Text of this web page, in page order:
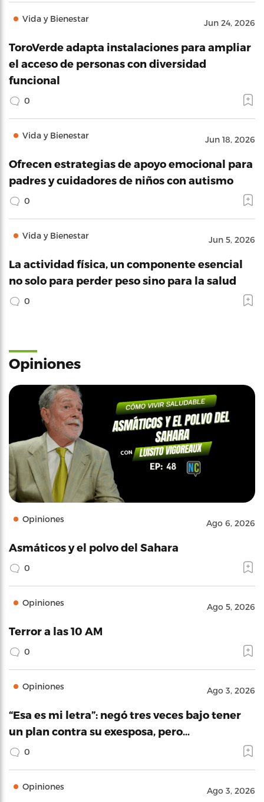
Vida y Bienestar Jun 24, 2026
ToroVerde adapta instalaciones para ampliar
el acceso de personas con diversidad
funcional
0
Vida y Bienestar Jun 18, 2026
Ofrecen estrategias de apoyo emocional para
padres y cuidadores de niños con autismo
0
Vida y Bienestar Jun 5, 2026
La actividad física, un componente esencial
no solo para perder peso sino para la salud
0
Opiniones
Opiniones Ago 6, 2026
Asmáticos y el polvo del Sahara
0
Opiniones Ago 5, 2026
Terror a las 10 AM
0
Opiniones Ago 3, 2026
“Esa es mi letra”: negó tres veces bajo tener
un plan contra su exesposa, pero…
0
Opiniones Ago 3, 2026